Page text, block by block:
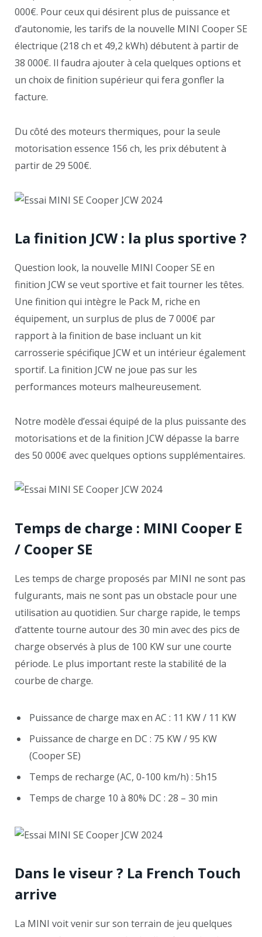
000€. Pour ceux qui désirent plus de puissance et
d’autonomie, les tarifs de la nouvelle MINI Cooper SE
électrique (218 ch et 49,2 kWh) débutent à partir de
38 000€. Il faudra ajouter à cela quelques options et
un choix de finition supérieur qui fera gonfler la
facture.
Du côté des moteurs thermiques, pour la seule
motorisation essence 156 ch, les prix débutent à
partir de 29 500€.
La finition JCW : la plus sportive ?
Question look, la nouvelle MINI Cooper SE en
finition JCW se veut sportive et fait tourner les têtes.
Une finition qui intègre le Pack M, riche en
équipement, un surplus de plus de 7 000€ par
rapport à la finition de base incluant un kit
carrosserie spécifique JCW et un intérieur également
sportif. La finition JCW ne joue pas sur les
performances moteurs malheureusement.
Notre modèle d’essai équipé de la plus puissante des
motorisations et de la finition JCW dépasse la barre
des 50 000€ avec quelques options supplémentaires.
Temps de charge : MINI Cooper E
/ Cooper SE
Les temps de charge proposés par MINI ne sont pas
fulgurants, mais ne sont pas un obstacle pour une
utilisation au quotidien. Sur charge rapide, le temps
d’attente tourne autour des 30 min avec des pics de
charge observés à plus de 100 KW sur une courte
période. Le plus important reste la stabilité de la
courbe de charge.
Puissance de charge max en AC : 11 KW / 11 KW
Puissance de charge en DC : 75 KW / 95 KW
(Cooper SE)
Temps de recharge (AC, 0-100 km/h) : 5h15
Temps de charge 10 à 80% DC : 28 – 30 min
Dans le viseur ? La French Touch
arrive
La MINI voit venir sur son terrain de jeu quelques